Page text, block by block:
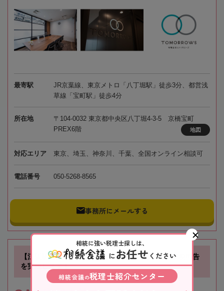
最寄駅
JR京葉線、東京メトロ「八丁堀駅」徒歩3分、都営浅
草線「宝町駅」徒歩4分
所在地
〒104-0032 東京都中央区八丁堀4-3-5 京橋宝町
PREX6階
地図
対応エリア 東京、埼玉、神奈川、千葉、全国オンライン相談可
電話番号 050-5268-8565
事務所にメールする
【江坂駅徒歩1分】お客様に寄り添い、確かな相続税申告
を実現します！
相続に強い税理士探しは、
にお任せ ください
相続会議の税理士紹介センター